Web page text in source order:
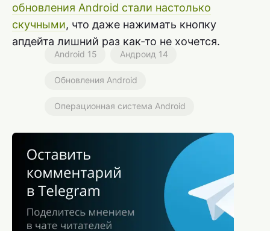
обновления Android стали настолько
скучными, что даже нажимать кнопку
апдейта лишний раз как-то не хочется.
Android 15 Андроид 14
Обновления Android
Операционная система Android